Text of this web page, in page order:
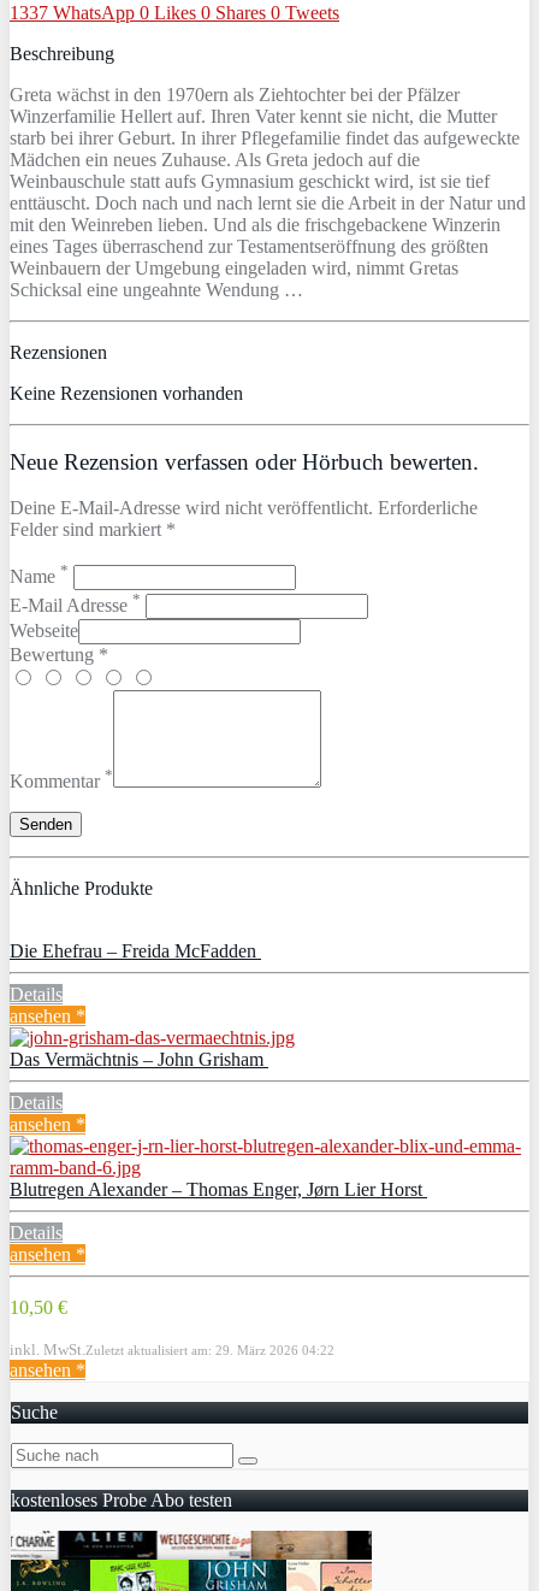
1337 WhatsApp 0 Likes 0 Shares 0 Tweets
Beschreibung
Greta wächst in den 1970ern als Ziehtochter bei der Pfälzer
Winzerfamilie Hellert auf. Ihren Vater kennt sie nicht, die Mutter
starb bei ihrer Geburt. In ihrer Pflegefamilie findet das aufgeweckte
Mädchen ein neues Zuhause. Als Greta jedoch auf die
Weinbauschule statt aufs Gymnasium geschickt wird, ist sie tief
enttäuscht. Doch nach und nach lernt sie die Arbeit in der Natur und
mit den Weinreben lieben. Und als die frischgebackene Winzerin
eines Tages überraschend zur Testamentseröffnung des größten
Weinbauern der Umgebung eingeladen wird, nimmt Gretas
Schicksal eine ungeahnte Wendung …
Rezensionen
Keine Rezensionen vorhanden
Neue Rezension verfassen oder Hörbuch bewerten.
Deine E-Mail-Adresse wird nicht veröffentlicht. Erforderliche
Felder sind markiert *
Name *
E-Mail Adresse *
Webseite
Bewertung *
Kommentar *
Ähnliche Produkte
Die Ehefrau – Freida McFadden
Details
ansehen *
Das Vermächtnis – John Grisham
Details
ansehen *
Blutregen Alexander – Thomas Enger, Jørn Lier Horst
Details
ansehen *
10,50 €
inkl. MwSt. Zuletzt aktualisiert am: 29. März 2026 04:22
ansehen *
Suche
kostenloses Probe Abo testen